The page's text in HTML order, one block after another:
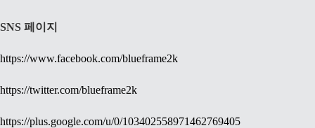
SNS 페이지
https://www.facebook.com/blueframe2k
https://twitter.com/blueframe2k
https://plus.google.com/u/0/103402558971462769405